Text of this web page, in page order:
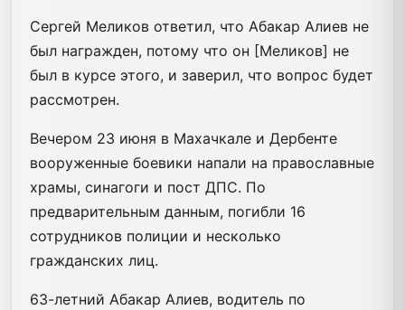
Сергей Меликов ответил, что Абакар Алиев не
был награжден, потому что он [Меликов] не
был в курсе этого, и заверил, что вопрос будет
рассмотрен.
Вечером 23 июня в Махачкале и Дербенте
вооруженные боевики напали на православные
храмы, синагоги и пост ДПС. По
предварительным данным, погибли 16
сотрудников полиции и несколько
гражданских лиц.
63-летний Абакар Алиев, водитель по